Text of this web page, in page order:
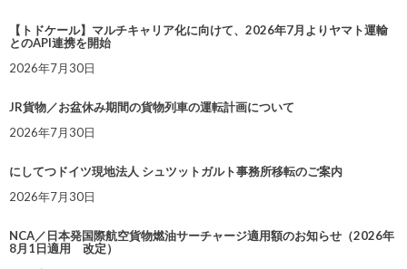
【トドケール】マルチキャリア化に向けて、2026年7月よりヤマト運輸
とのAPI連携を開始
2026年7月30日
JR貨物／お盆休み期間の貨物列車の運転計画について
2026年7月30日
にしてつドイツ現地法人 シュツットガルト事務所移転のご案内
2026年7月30日
NCA／日本発国際航空貨物燃油サーチャージ適用額のお知らせ（2026年
8月1日適用 改定）